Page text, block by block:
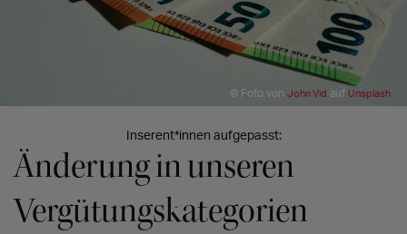
© Foto von John Vid auf Unsplash
Inserent*innen aufgepasst:
Änderung in unseren
Vergütungskategorien